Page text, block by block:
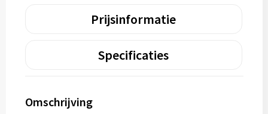
Prijsinformatie
Specificaties
Omschrijving